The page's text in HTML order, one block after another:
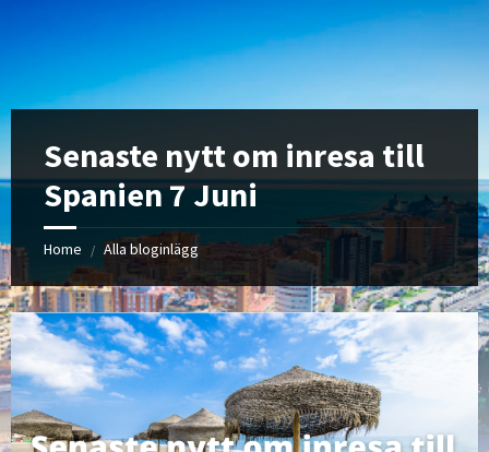
Senaste nytt om inresa till
Spanien 7 Juni
Home / Alla bloginlägg